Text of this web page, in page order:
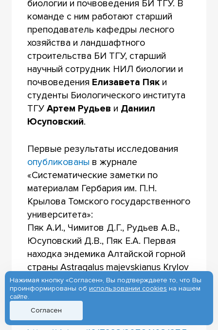
биологии и почвоведения БИ ТГУ. В
команде с ним работают старший
преподаватель кафедры лесного
хозяйства и ландшафтного
строительства БИ ТГУ, старший
научный сотрудник НИЛ биологии и
почвоведения Елизавета Пяки
студенты Биологического института
ТГУ Артем Рудьев и Даниил
Юсуповский.
Первые результаты исследования
опубликованы в журнале
«Систематические заметки по
материалам Гербария им. П.Н.
Крылова Томского государственного
университета»:
Пяк А.И., Чимитов Д.Г., Рудьев А.В.,
Юсуповский Д.В., Пяк Е.А. Первая
находка эндемика Алтайской горной
страны Astragalus majevskianus Krylov
в России // Систематические заметки
по материалам Гербария им. П.Н.
Крылова Томского государственного
университета. 2023. № 127. С. 47–52.
Нажимая кнопку «Согласен», Вы подтверждаете то, что Вы
проинформированы об использовании cookies на нашем
сайте.
Согласен